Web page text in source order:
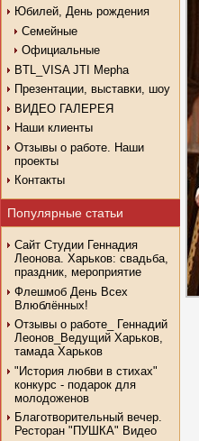
Юбилей, День рождения
Семейные
Официальные
BTL_VISA JTI Mepha
Презентации, выставки, шоу
ВИДЕО ГАЛЕРЕЯ
Наши клиенты
Отзывы о работе. Наши
проекты
Контакты
Популярные статьи
Сайт Студии Геннадия
Леонова. Харьков: свадьба,
праздник, мероприятие
Флешмоб День Всех
Влюблённых!
Отзывы о работе_ Геннадий
Леонов_Ведущий Харьков,
тамада Харьков
"История любви в стихах"
конкурс - подарок для
молодоженов
Благотворительный вечер.
Ресторан "ПУШКА" Видео